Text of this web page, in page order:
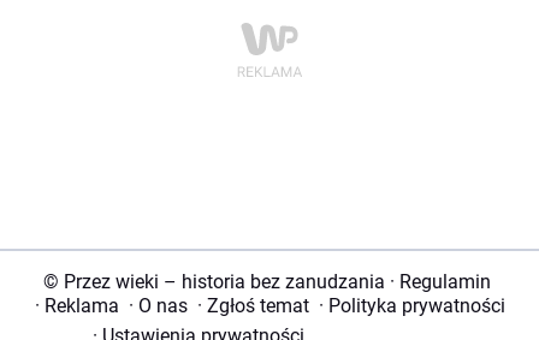
© Przez wieki – historia bez zanudzania · Regulamin
· Reklama · O nas · Zgłoś temat · Polityka prywatności